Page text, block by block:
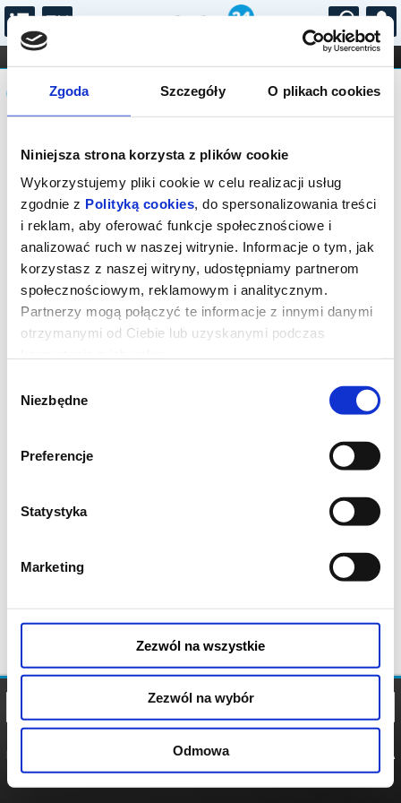
Zgoda Szczegóły O plikach cookies
Niniejsza strona korzysta z plików cookie
Wykorzystujemy pliki cookie w celu realizacji usług
zgodnie z Polityką cookies, do spersonalizowania treści
i reklam, aby oferować funkcje społecznościowe i
analizować ruch w naszej witrynie. Informacje o tym, jak
korzystasz z naszej witryny, udostępniamy partnerom
społecznościowym, reklamowym i analitycznym.
Partnerzy mogą połączyć te informacje z innymi danymi
otrzymanymi od Ciebie lub uzyskanymi podczas
zgody
Niezbędne
Preferencje
Statystyka
Marketing
Zezwól na wszystkie
Zezwól na wybór
Odmowa
...
FILHARMONIA OPERA I BALET
STAND-UP
DLA DZIECI
Komunikat
Sprzedaż online na wydarzenie została
zakończona, zapytaj o dostępność
biletów w kasie.
POLITYKA
POLITYKA